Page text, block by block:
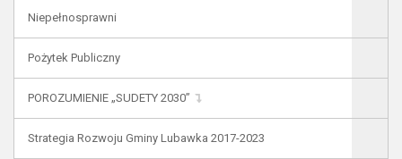
Niepełnosprawni
Pożytek Publiczny
POROZUMIENIE „SUDETY 2030”
Strategia Rozwoju Gminy Lubawka 2017-2023